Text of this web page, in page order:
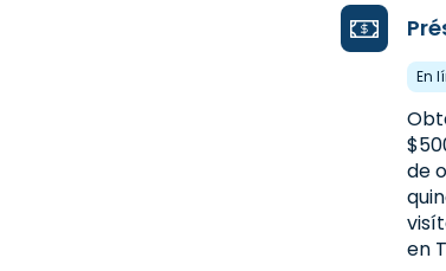
En
de
en